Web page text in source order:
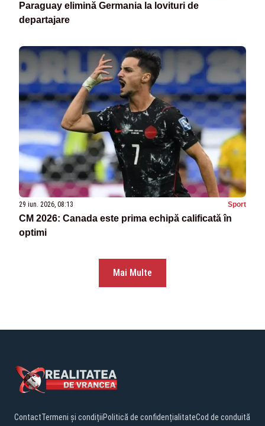
Paraguay elimină Germania la lovituri de
departajare
29 iun. 2026, 08:13 Sport
CM 2026: Canada este prima echipă calificată în
optimi
Mai Multe
ContactTermeni și condițiiPolitică de confidențialitateCod de conduită